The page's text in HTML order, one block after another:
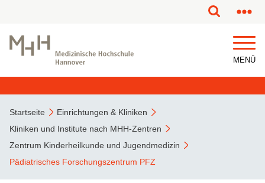
MENÜ
Startseite
Einrichtungen & Kliniken
Kliniken und Institute nach MHH-Zentren
Zentrum Kinderheilkunde und Jugendmedizin
Pädiatrisches Forschungszentrum PFZ